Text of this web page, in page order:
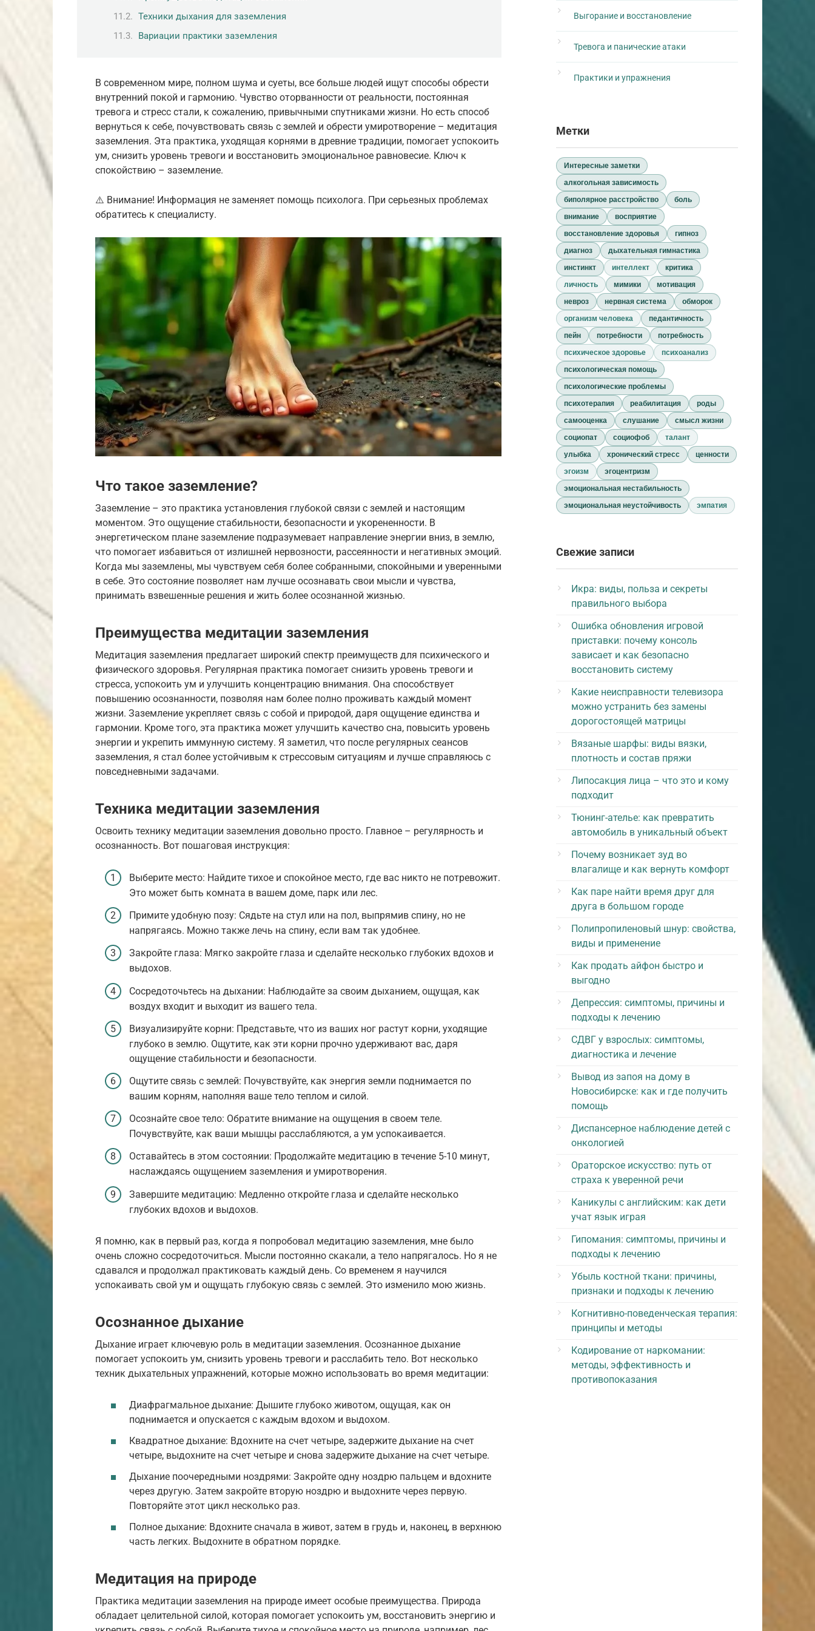
Техники дыхания для заземления
Вариации практики заземления
В современном мире, полном шума и суеты, все больше людей ищут способы обрести
внутренний покой и гармонию. Чувство оторванности от реальности, постоянная
тревога и стресс стали, к сожалению, привычными спутниками жизни. Но есть способ
вернуться к себе, почувствовать связь с землей и обрести умиротворение – медитация
заземления. Эта практика, уходящая корнями в древние традиции, помогает успокоить
ум, снизить уровень тревоги и восстановить эмоциональное равновесие. Ключ к
спокойствию – заземление.
⚠️ Внимание! Информация не заменяет помощь психолога. При серьезных проблемах
обратитесь к специалисту.
Что такое заземление?
Заземление – это практика установления глубокой связи с землей и настоящим
моментом. Это ощущение стабильности, безопасности и укорененности. В
энергетическом плане заземление подразумевает направление энергии вниз, в землю,
что помогает избавиться от излишней нервозности, рассеянности и негативных эмоций.
Когда мы заземлены, мы чувствуем себя более собранными, спокойными и уверенными
в себе. Это состояние позволяет нам лучше осознавать свои мысли и чувства,
принимать взвешенные решения и жить более осознанной жизнью.
Преимущества медитации заземления
Медитация заземления предлагает широкий спектр преимуществ для психического и
физического здоровья. Регулярная практика помогает снизить уровень тревоги и
стресса, успокоить ум и улучшить концентрацию внимания. Она способствует
повышению осознанности, позволяя нам более полно проживать каждый момент
жизни. Заземление укрепляет связь с собой и природой, даря ощущение единства и
гармонии. Кроме того, эта практика может улучшить качество сна, повысить уровень
энергии и укрепить иммунную систему. Я заметил, что после регулярных сеансов
заземления, я стал более устойчивым к стрессовым ситуациям и лучше справляюсь с
повседневными задачами.
Техника медитации заземления
Освоить технику медитации заземления довольно просто. Главное – регулярность и
осознанность. Вот пошаговая инструкция:
Выберите место: Найдите тихое и спокойное место, где вас никто не потревожит.
Это может быть комната в вашем доме, парк или лес.
Примите удобную позу: Сядьте на стул или на пол, выпрямив спину, но не
напрягаясь. Можно также лечь на спину, если вам так удобнее.
Закройте глаза: Мягко закройте глаза и сделайте несколько глубоких вдохов и
выдохов.
Сосредоточьтесь на дыхании: Наблюдайте за своим дыханием, ощущая, как
воздух входит и выходит из вашего тела.
Визуализируйте корни: Представьте, что из ваших ног растут корни, уходящие
глубоко в землю. Ощутите, как эти корни прочно удерживают вас, даря
ощущение стабильности и безопасности.
Ощутите связь с землей: Почувствуйте, как энергия земли поднимается по
вашим корням, наполняя ваше тело теплом и силой.
Осознайте свое тело: Обратите внимание на ощущения в своем теле.
Почувствуйте, как ваши мышцы расслабляются, а ум успокаивается.
Оставайтесь в этом состоянии: Продолжайте медитацию в течение 5-10 минут,
наслаждаясь ощущением заземления и умиротворения.
Завершите медитацию: Медленно откройте глаза и сделайте несколько
глубоких вдохов и выдохов.
Я помню, как в первый раз, когда я попробовал медитацию заземления, мне было
очень сложно сосредоточиться. Мысли постоянно скакали, а тело напрягалось. Но я не
сдавался и продолжал практиковать каждый день. Со временем я научился
успокаивать свой ум и ощущать глубокую связь с землей. Это изменило мою жизнь.
Осознанное дыхание
Дыхание играет ключевую роль в медитации заземления. Осознанное дыхание
помогает успокоить ум, снизить уровень тревоги и расслабить тело. Вот несколько
техник дыхательных упражнений, которые можно использовать во время медитации:
Диафрагмальное дыхание: Дышите глубоко животом, ощущая, как он
поднимается и опускается с каждым вдохом и выдохом.
Квадратное дыхание: Вдохните на счет четыре, задержите дыхание на счет
четыре, выдохните на счет четыре и снова задержите дыхание на счет четыре.
Дыхание поочередными ноздрями: Закройте одну ноздрю пальцем и вдохните
через другую. Затем закройте вторую ноздрю и выдохните через первую.
Повторяйте этот цикл несколько раз.
Полное дыхание: Вдохните сначала в живот, затем в грудь и, наконец, в верхнюю
часть легких. Выдохните в обратном порядке.
Медитация на природе
Практика медитации заземления на природе имеет особые преимущества. Природа
обладает целительной силой, которая помогает успокоить ум, восстановить энергию и
Выгорание и восстановление
Тревога и панические атаки
Практики и упражнения
Метки
Интересные заметки
алкогольная зависимость
биполярное расстройство
боль
внимание
восприятие
восстановление здоровья
гипноз
диагноз
дыхательная гимнастика
инстинкт
интеллект
критика
личность
мимики
мотивация
невроз
нервная система
обморок
организм человека
педантичность
пейн
потребности
потребность
психическое здоровье
психоанализ
психологическая помощь
психологические проблемы
психотерапия
реабилитация
роды
самооценка
слушание
смысл жизни
социопат
социофоб
талант
улыбка
хронический стресс
ценности
эгоизм
эгоцентризм
эмоциональная нестабильность
эмоциональная неустойчивость
эмпатия
Свежие записи
Икра: виды, польза и секреты
правильного выбора
Ошибка обновления игровой
приставки: почему консоль
зависает и как безопасно
восстановить систему
Какие неисправности телевизора
можно устранить без замены
дорогостоящей матрицы
Вязаные шарфы: виды вязки,
плотность и состав пряжи
Липосакция лица – что это и кому
подходит
Тюнинг-ателье: как превратить
автомобиль в уникальный объект
Почему возникает зуд во
влагалище и как вернуть комфорт
Как паре найти время друг для
друга в большом городе
Полипропиленовый шнур: свойства,
виды и применение
Как продать айфон быстро и
выгодно
Депрессия: симптомы, причины и
подходы к лечению
СДВГ у взрослых: симптомы,
диагностика и лечение
Вывод из запоя на дому в
Новосибирске: как и где получить
помощь
Диспансерное наблюдение детей с
онкологией
Ораторское искусство: путь от
страха к уверенной речи
Каникулы с английским: как дети
учат язык играя
Гипомания: симптомы, причины и
подходы к лечению
Убыль костной ткани: причины,
признаки и подходы к лечению
Когнитивно-поведенческая терапия:
принципы и методы
Кодирование от наркомании:
методы, эффективность и
противопоказания